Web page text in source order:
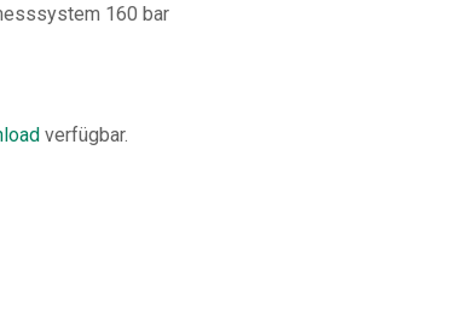
160 bar
verfügbar.